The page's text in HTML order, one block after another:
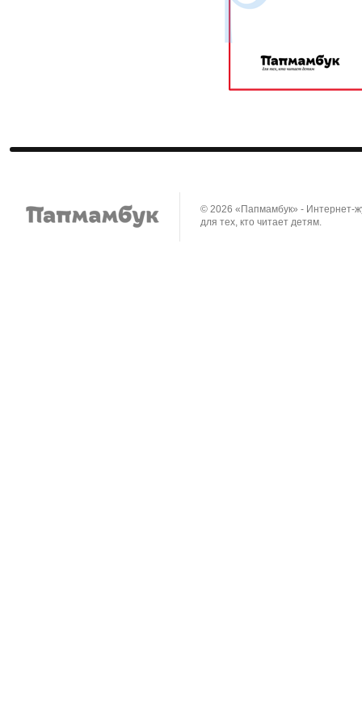
© 2026 «Папмамбук» - Интернет-
для тех, кто читает детям.